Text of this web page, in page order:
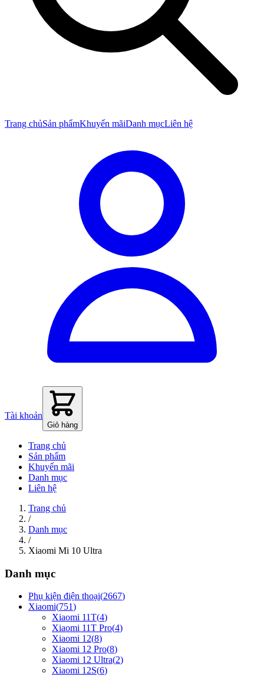
Trang chủSản phẩmKhuyến mãiDanh mụcLiên hệ
Tài khoản
Giỏ hàng
Trang chủ
Sản phẩm
Khuyến mãi
Danh mục
Liên hệ
Trang chủ
/
Danh mục
/
Xiaomi Mi 10 Ultra
Danh mục
Phụ kiện điện thoại(2667)
Xiaomi(751)
Xiaomi 11T(4)
Xiaomi 11T Pro(4)
Xiaomi 12(8)
Xiaomi 12 Pro(8)
Xiaomi 12 Ultra(2)
Xiaomi 12S(6)